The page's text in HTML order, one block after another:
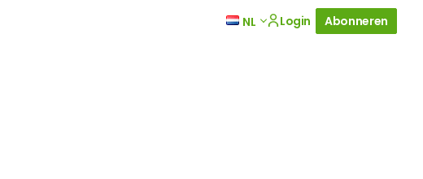
NL Login Abonneren